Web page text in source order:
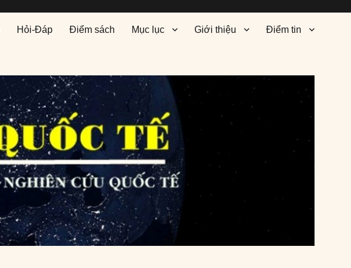
Hỏi-Đáp Điểm sách Mục lục Giới thiệu Điểm tin